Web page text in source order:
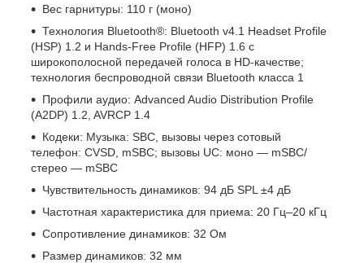
Вес гарнитуры: 110 г (моно)
Технология Bluetooth®: Bluetooth v4.1 Headset Profile
(HSP) 1.2 и Hands-Free Profile (HFP) 1.6 с
широкополосной передачей голоса в HD-качестве;
технология беспроводной связи Bluetooth класса 1
Профили аудио: Advanced Audio Distribution Profile
(A2DP) 1.2, AVRCP 1.4
Кодеки: Музыка: SBC, вызовы через сотовый
телефон: CVSD, mSBC; вызовы UC: моно — mSBC/
стерео — mSBC
Чувствительность динамиков: 94 дБ SPL ±4 дБ
Частотная характеристика для приема: 20 Гц–20 кГц
Сопротивление динамиков: 32 Ом
Размер динамиков: 32 мм